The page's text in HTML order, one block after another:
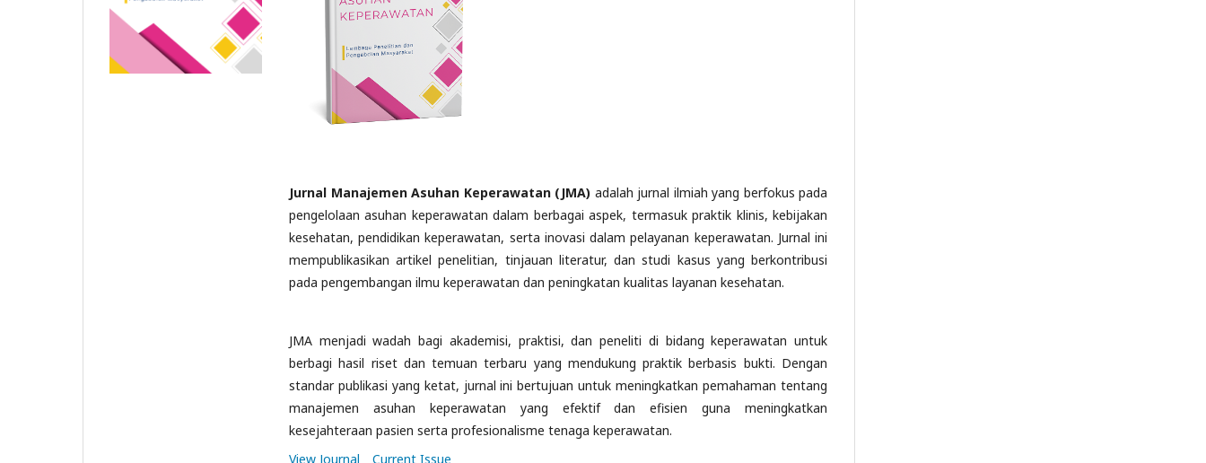
Jurnal Manajemen Asuhan Keperawatan (JMA) adalah jurnal ilmiah yang berfokus pada
pengelolaan asuhan keperawatan dalam berbagai aspek, termasuk praktik klinis, kebijakan
kesehatan, pendidikan keperawatan, serta inovasi dalam pelayanan keperawatan. Jurnal ini
mempublikasikan artikel penelitian, tinjauan literatur, dan studi kasus yang berkontribusi
pada pengembangan ilmu keperawatan dan peningkatan kualitas layanan kesehatan.
JMA menjadi wadah bagi akademisi, praktisi, dan peneliti di bidang keperawatan untuk
berbagi hasil riset dan temuan terbaru yang mendukung praktik berbasis bukti. Dengan
standar publikasi yang ketat, jurnal ini bertujuan untuk meningkatkan pemahaman tentang
manajemen asuhan keperawatan yang efektif dan efisien guna meningkatkan
kesejahteraan pasien serta profesionalisme tenaga keperawatan.
View Journal
Current Issue